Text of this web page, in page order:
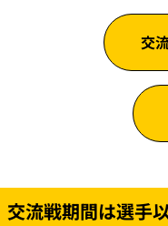
交
交流戦期間は選手